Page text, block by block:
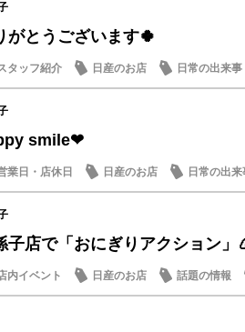
がとうございます🍀
タッフ紹介 日産のお店 日常の出来事
smile❤
業日・店休日 日産のお店 日常の出来
子店で「おにぎりアクション」
内イベント 日産のお店 話題の情報